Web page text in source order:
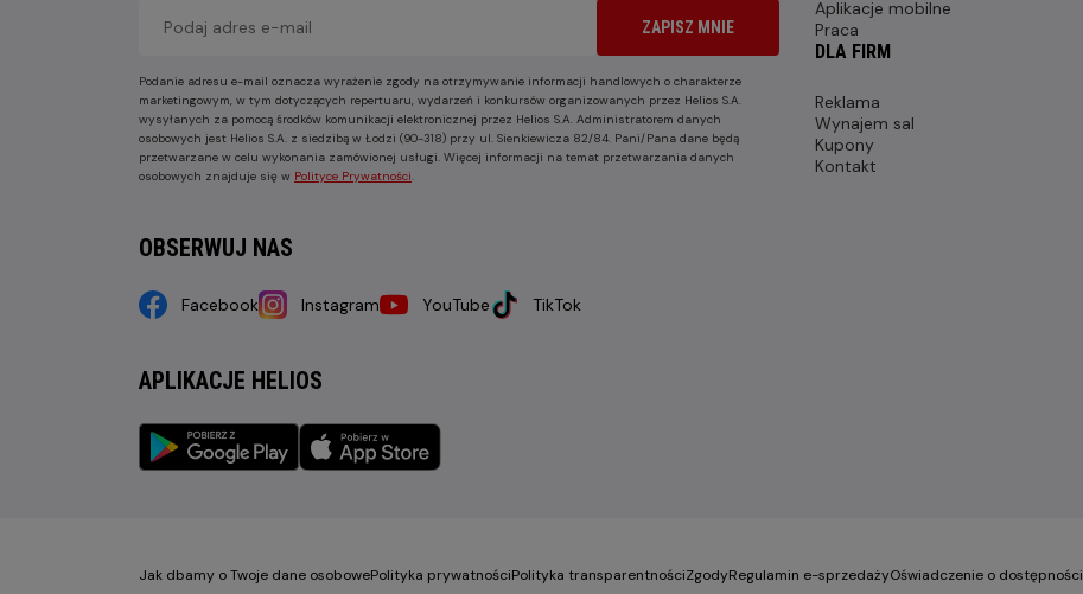
ZAPISZ MNIE
Podanie adresu e-mail oznacza wyrażenie zgody na otrzymywanie informacji handlowych o charakterze
marketingowym, w tym dotyczących repertuaru, wydarzeń i konkursów organizowanych przez Helios S.A.
wysyłanych za pomocą środków komunikacji elektronicznej przez Helios S.A. Administratorem danych
osobowych jest Helios S.A. z siedzibą w Łodzi (90-318) przy ul. Sienkiewicza 82/84. Pani/Pana dane będą
przetwarzane w celu wykonania zamówionej usługi. Więcej informacji na temat przetwarzania danych
osobowych znajduje się w Polityce Prywatności.
OBSERWUJ NAS
Facebook Instagram YouTube TikTok
APLIKACJE HELIOS
Aplikacje mobilne
Praca
DLA FIRM
Reklama
Wynajem sal
Kupony
Kontakt
Jak dbamy o Twoje dane osobowePolityka prywatnościPolityka transparentnościZgodyRegulamin e-sprzedażyOświadczenie o dostępności